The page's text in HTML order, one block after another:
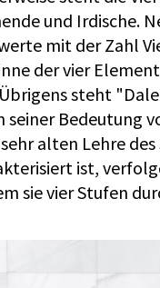
und Irdische.
mit der Zahl
der vier
steht
seiner Bedeutung
alten Lehre
ist,
sie vier Stufen